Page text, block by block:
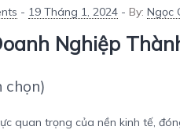
- 19 Tháng 1, 2024 - By: Ngọc
Nghiệp
chọn)
quan trọng của nền kinh tế,